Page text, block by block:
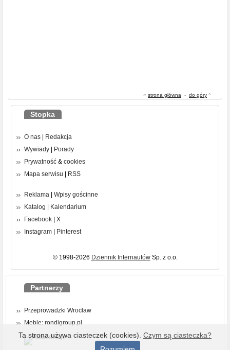
« strona główna - do góry ^
Stopka
O nas | Redakcja
Wywiady | Porady
Prywatność & cookies
Mapa serwisu | RSS
Reklama | Wpisy gościnne
Katalog | Kalendarium
Facebook | X
Instagram | Pinterest
© 1998-2026 Dziennik InternautówSp. z o.o.
Partnerzy
Przeprowadzki Wrocław
Meble: rondigroup.pl
Ta strona używa ciasteczek (cookies). Czym są ciasteczka?